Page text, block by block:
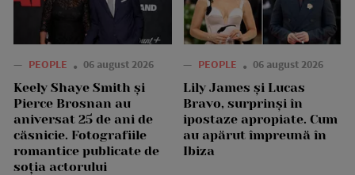
— PEOPLE 06 august 2026
Keely Shaye Smith și
Pierce Brosnan au
aniversat 25 de ani de
căsnicie. Fotografiile
romantice publicate de
soția actorului
— PEOPLE 06 august 2026
Lily James și Lucas
Bravo, surprinși în
ipostaze apropiate. Cum
au apărut împreună în
Ibiza